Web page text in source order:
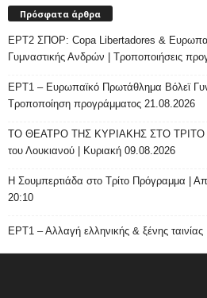
Πρόσφατα άρθρα
ΕΡΤ2 ΣΠΟΡ: Copa Libertadores &
Γυμναστικής Ανδρών | Τροποποιήσεις
ΕΡΤ1 – Ευρωπαϊκό Πρωτάθλημα Βόλεϊ
Τροποποίηση προγράμματος 21.08.2026
ΤΟ ΘΕΑΤΡΟ ΤΗΣ ΚΥΡΙΑΚΗΣ ΣΤΟ ΤΡΙΤΟ
του Λουκιανού | Κυριακή 09.08.2026
H Σουμπερτιάδα στο Τρίτο Πρόγραμμα |
20:10
ΕΡΤ1 – Αλλαγή ελληνικής & ξένης